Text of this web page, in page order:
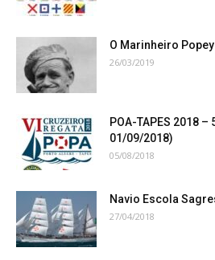
O Marinheiro
26/03/2019
POA-TAPES 2018
01/09/2018)
05/08/2018
Navio Escola
27/04/2018